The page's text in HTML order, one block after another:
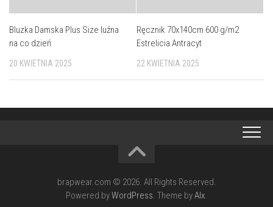
Bluzka Damska Plus Size luźna
na co dzień
20 KWIETNIA 2025
Ręcznik 70x140cm 600 g/m2
Estrelicia Antracyt
22 KWIETNIA 2025
brapwear.com © 2026. All Rights Reserved.
Powered byWordPress. Theme byAlx.